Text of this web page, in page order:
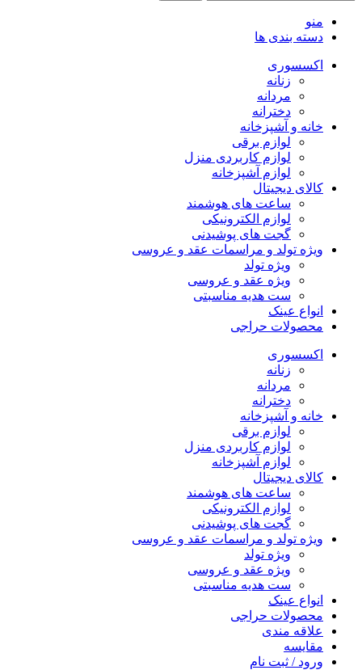
منو
دسته بندی ها
اکسسوری
زنانه
مردانه
دخترانه
خانه و آشپزخانه
لوازم برقی
لوازم کاربردی منزل
لوازم آشپزخانه
کالای دیجیتال
ساعت های هوشمند
لوازم الکترونیکی
گجت های پوشیدنی
ویژه تولد و مراسمات عقد و عروسی
ویژه تولد
ویژه عقد و عروسی
ست هدیه مناسبتی
انواع عینک
محصولات حراجی
اکسسوری
زنانه
مردانه
دخترانه
خانه و آشپزخانه
لوازم برقی
لوازم کاربردی منزل
لوازم آشپزخانه
کالای دیجیتال
ساعت های هوشمند
لوازم الکترونیکی
گجت های پوشیدنی
ویژه تولد و مراسمات عقد و عروسی
ویژه تولد
ویژه عقد و عروسی
ست هدیه مناسبتی
انواع عینک
محصولات حراجی
علاقه مندی
مقایسه
ورود / ثبت نام